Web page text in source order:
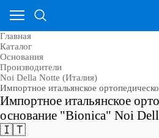
Главная
Каталог
Основания
Производители
Noi Della Notte (Италия)
Импортное итальянское
Импортное итальянское
основание "Bionica" Noi
🇮🇹